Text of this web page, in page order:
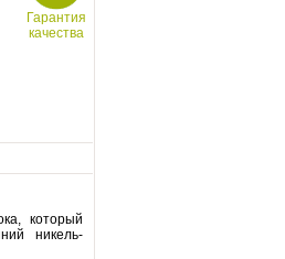
Гарантия
качества
который
никель-